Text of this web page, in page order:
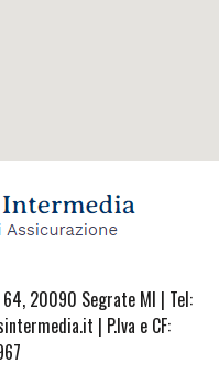
64, 20090 Segrate MI | Tel:
| P.Iva e CF: